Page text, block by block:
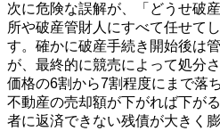
次に危険な誤解が、「どうせ破
所や破産管財人にすべて任せて
す。確かに破産手続き開始後は
が、最終的に競売によって処分
価格の6割から7割程度にまで落
不動産の売却額が下がれば下が
者に返済できない残債が大きく